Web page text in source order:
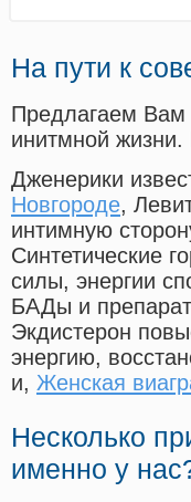
На пути к
Предлагаем Вам
инитмной
Дженерики
Новгороде,
интимную
Синтетические
силы, энергии
БАДы и
Экдистерон
энергию,
и, Женская
Несколько
именно у